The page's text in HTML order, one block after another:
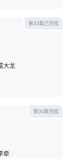
第33集已完结
大龙
第30集完结
牵 /